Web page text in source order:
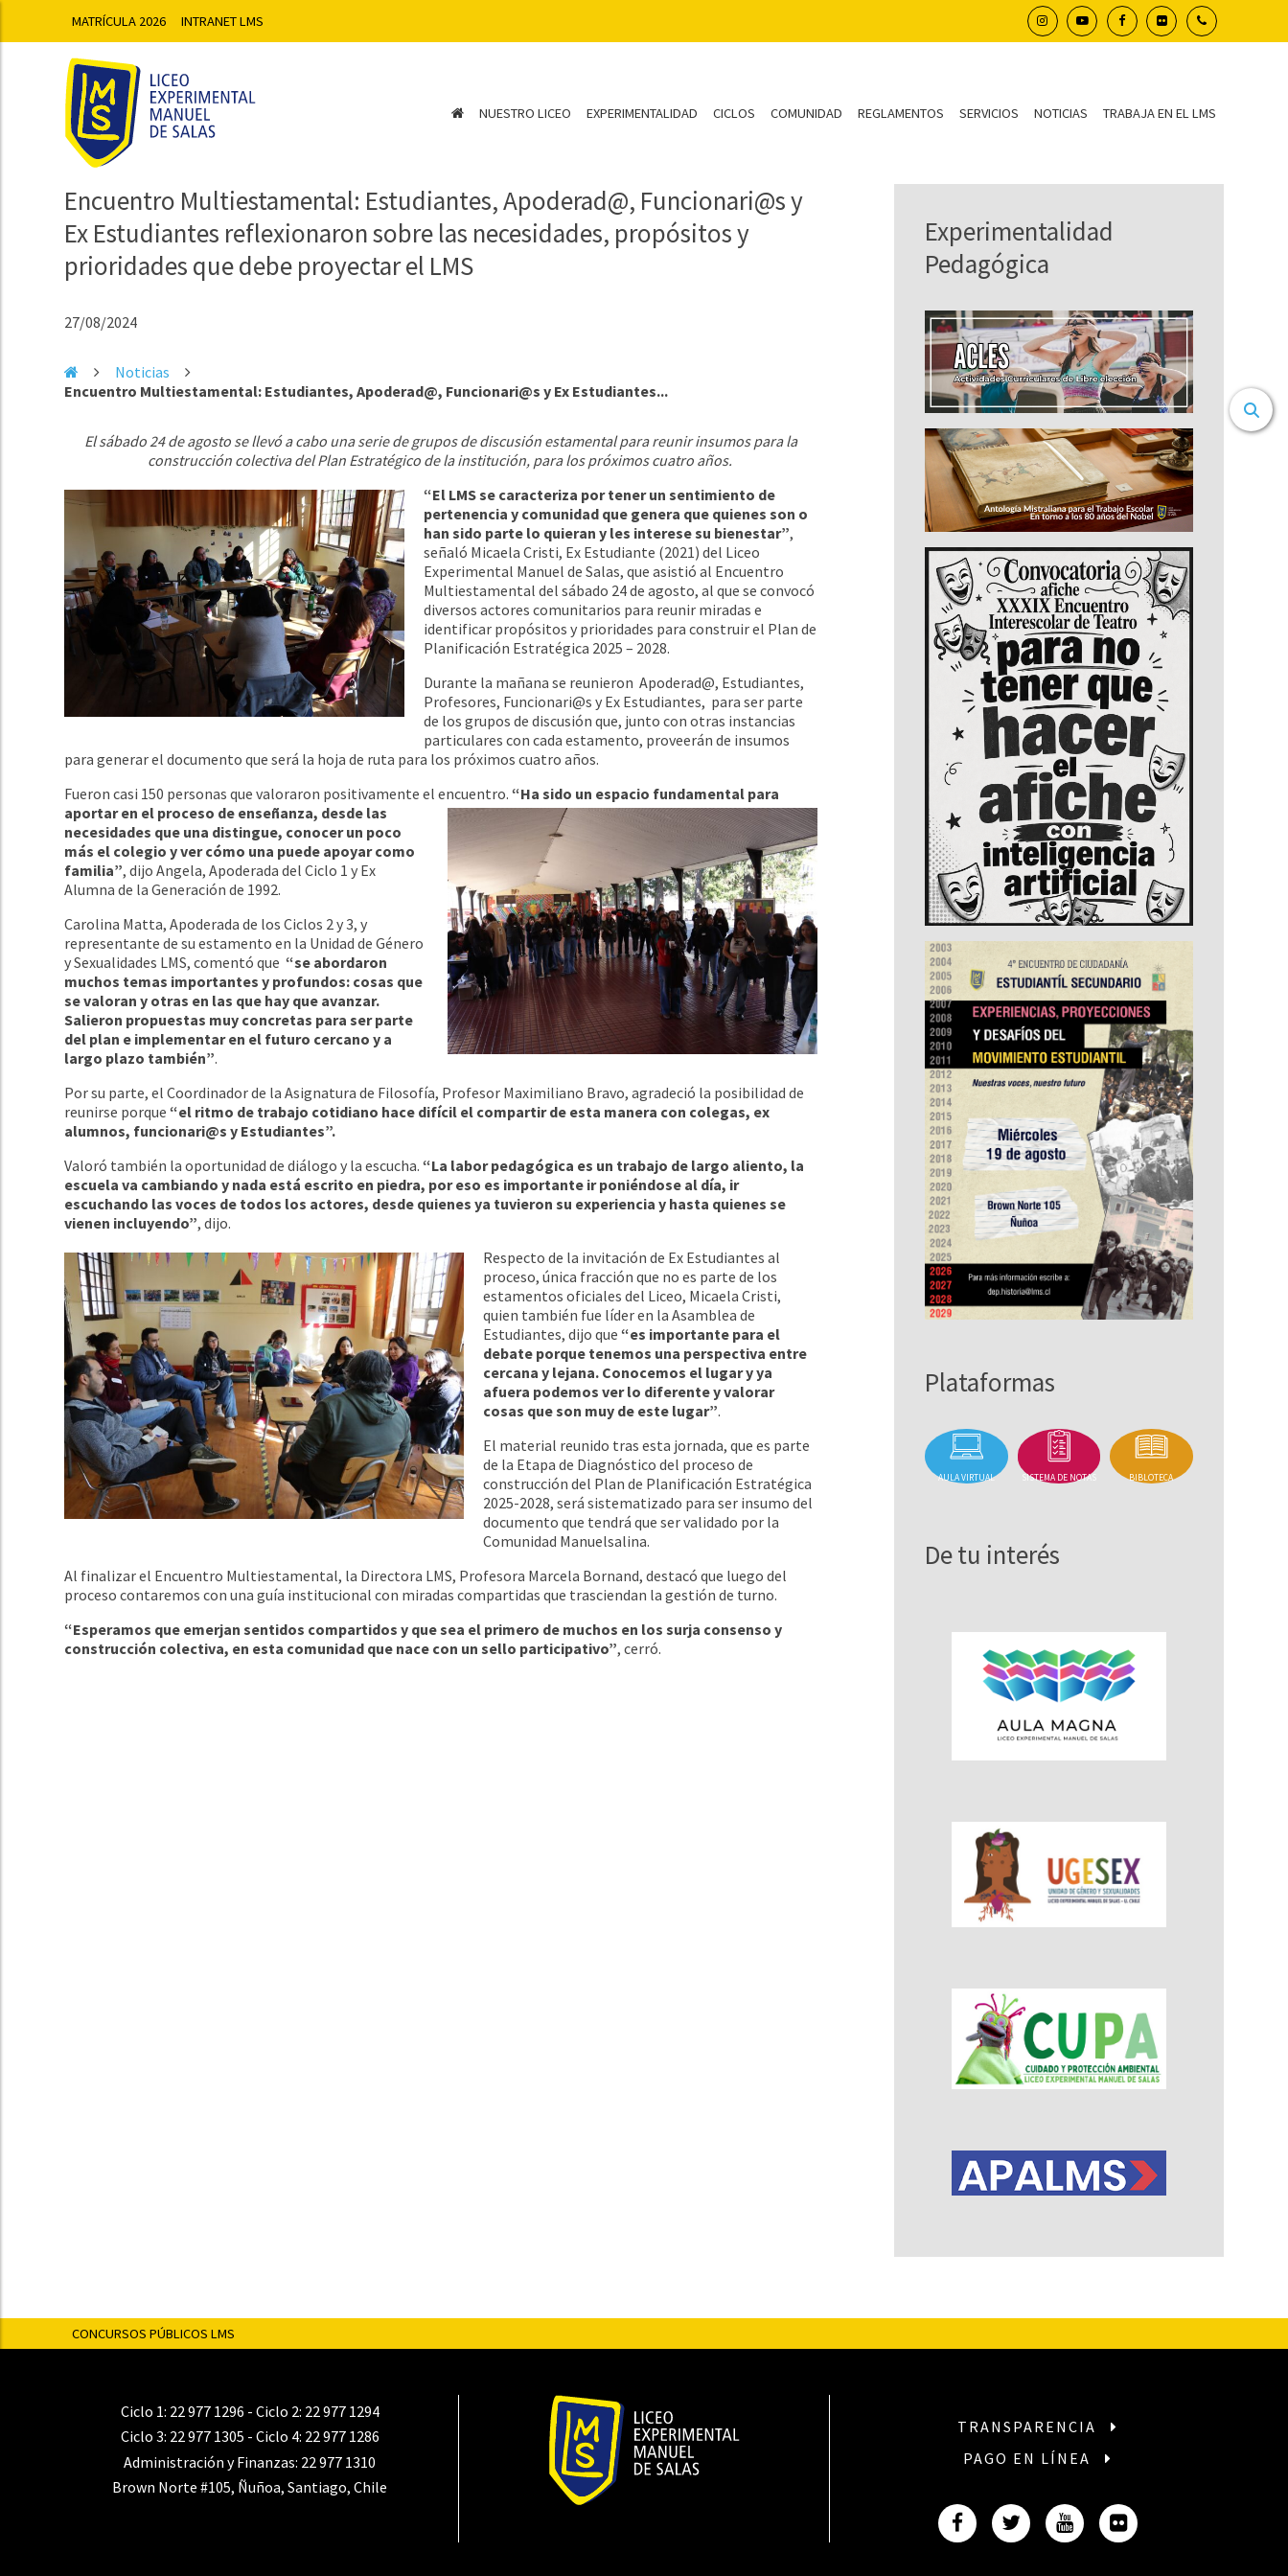
MATRÍCULA 2026 INTRANET LMS
NUESTRO LICEO EXPERIMENTALIDAD CICLOS COMUNIDAD REGLAMENTOS SERVICIOS NOTICIAS TRABAJA EN EL LMS
Encuentro Multiestamental: Estudiantes, Apoderad@, Funcionari@s y
Ex Estudiantes reflexionaron sobre las necesidades, propósitos y
prioridades que debe proyectar el LMS
27/08/2024
Noticias
Encuentro Multiestamental: Estudiantes, Apoderad@, Funcionari@s y Ex Estudiantes...
El sábado 24 de agosto se llevó a cabo una serie de grupos de discusión estamental para reunir insumos para la
construcción colectiva del Plan Estratégico de la institución, para los próximos cuatro años.
“El LMS se caracteriza por tener un sentimiento de
pertenencia y comunidad que genera que quienes son o
han sido parte lo quieran y les interese su bienestar”,
señaló Micaela Cristi, Ex Estudiante (2021) del Liceo
Experimental Manuel de Salas, que asistió al Encuentro
Multiestamental del sábado 24 de agosto, al que se convocó
diversos actores comunitarios para reunir miradas e
identificar propósitos y prioridades para construir el Plan de
Planificación Estratégica 2025 – 2028.
Durante la mañana se reunieron Apoderad@, Estudiantes,
Profesores, Funcionari@s y Ex Estudiantes, para ser parte
de los grupos de discusión que, junto con otras instancias
particulares con cada estamento, proveerán de insumos
para generar el documento que será la hoja de ruta para los próximos cuatro años.
Fueron casi 150 personas que valoraron positivamente el encuentro. “Ha sido un espacio fundamental para
aportar en el proceso de enseñanza, desde las
necesidades que una distingue, conocer un poco
más el colegio y ver cómo una puede apoyar como
familia”, dijo Angela, Apoderada del Ciclo 1 y Ex
Alumna de la Generación de 1992.
Carolina Matta, Apoderada de los Ciclos 2 y 3, y
representante de su estamento en la Unidad de Género
y Sexualidades LMS, comentó que “se abordaron
muchos temas importantes y profundos: cosas que
se valoran y otras en las que hay que avanzar.
Salieron propuestas muy concretas para ser parte
del plan e implementar en el futuro cercano y a
largo plazo también”.
Por su parte, el Coordinador de la Asignatura de Filosofía, Profesor Maximiliano Bravo, agradeció la posibilidad de
reunirse porque “el ritmo de trabajo cotidiano hace difícil el compartir de esta manera con colegas, ex
alumnos, funcionari@s y Estudiantes”.
Valoró también la oportunidad de diálogo y la escucha. “La labor pedagógica es un trabajo de largo aliento, la
escuela va cambiando y nada está escrito en piedra, por eso es importante ir poniéndose al día, ir
escuchando las voces de todos los actores, desde quienes ya tuvieron su experiencia y hasta quienes se
vienen incluyendo”, dijo.
Respecto de la invitación de Ex Estudiantes al
proceso, única fracción que no es parte de los
estamentos oficiales del Liceo, Micaela Cristi,
quien también fue líder en la Asamblea de
Estudiantes, dijo que “es importante para el
debate porque tenemos una perspectiva entre
cercana y lejana. Conocemos el lugar y ya
afuera podemos ver lo diferente y valorar
cosas que son muy de este lugar”.
El material reunido tras esta jornada, que es parte
de la Etapa de Diagnóstico del proceso de
construcción del Plan de Planificación Estratégica
2025-2028, será sistematizado para ser insumo del
documento que tendrá que ser validado por la
Comunidad Manuelsalina.
Al finalizar el Encuentro Multiestamental, la Directora LMS, Profesora Marcela Bornand, destacó que luego del
proceso contaremos con una guía institucional con miradas compartidas que trasciendan la gestión de turno.
“Esperamos que emerjan sentidos compartidos y que sea el primero de muchos en los surja consenso y
construcción colectiva, en esta comunidad que nace con un sello participativo”, cerró.
Experimentalidad
Pedagógica
Plataformas
AULA VIRTUAL SISTEMA DE NOTAS BIBLOTECA
De tu interés
CONCURSOS PÚBLICOS LMS
Ciclo 1: 22 977 1296 - Ciclo 2: 22 977 1294
Ciclo 3: 22 977 1305 - Ciclo 4: 22 977 1286
Administración y Finanzas: 22 977 1310
Brown Norte #105, Ñuñoa, Santiago, Chile
TRANSPARENCIA
PAGO EN LÍNEA